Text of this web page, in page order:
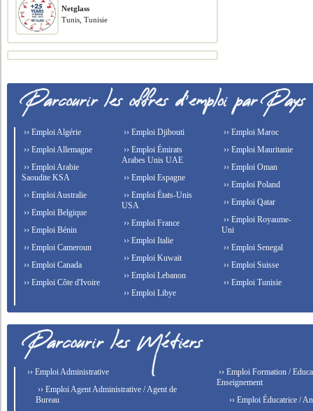
Netglass
Tunis, Tunisie
›› Emploi Algérie
›› Emploi Allemagne
›› Emploi Arabie
Saoudite KSA
›› Emploi Australie
›› Emploi Belgique
›› Emploi Bénin
›› Emploi Cameroun
›› Emploi Canada
›› Emploi Côte d'Ivoire
›› Emploi Djibouti
›› Emploi Émirats
Arabes Unis UAE
›› Emploi Espagne
›› Emploi États-Unis
USA
›› Emploi France
›› Emploi Italie
›› Emploi Kuwait
›› Emploi Lebanon
›› Emploi Libye
›› Emploi Maroc
›› Emploi Mauritanie
›› Emploi Oman
›› Emploi Poland
›› Emploi Qatar
›› Emploi Royaume-
Uni
›› Emploi Senegal
›› Emploi Suisse
›› Emploi Tunisie
›› Emploi Administrative
›› Emploi Agent Administrative / Agent de
Bureau
›› Emploi Formation /
Enseignement
›› Emploi Éducatrice /